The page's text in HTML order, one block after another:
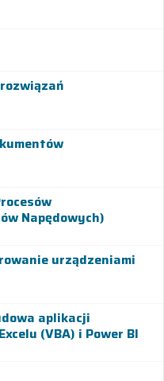
Napędowych)
urządzeniami
aplikacji
(VBA) i Power BI